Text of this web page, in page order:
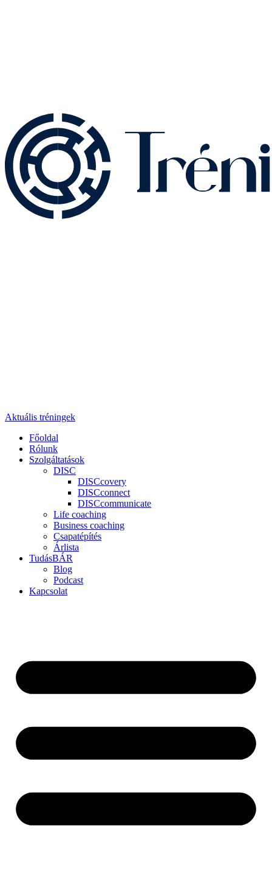
Aktuális tréningek
Főoldal
Rólunk
Szolgáltatások
DISC
DISCcovery
DISCconnect
DISCcommunicate
Life coaching
Business coaching
Csapatépítés
Árlista
TudásBÁR
Blog
Podcast
Kapcsolat